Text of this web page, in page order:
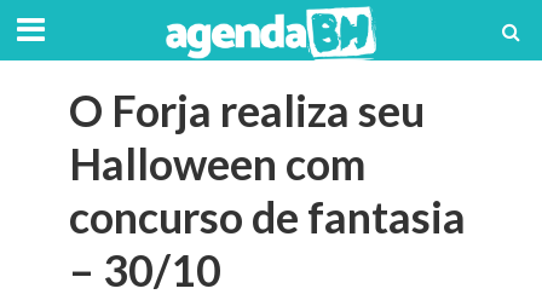
O Forja realiza seu
Halloween com
concurso de fantasia
– 30/10